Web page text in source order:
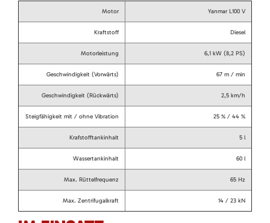
Motor Yanmar L100 V
Kraftstoff Diesel
Motorleistung 6,1 kW (8,2 PS)
Geschwindigkeit (Vorwärts) 67 m / min
Geschwindigkeit (Rückwärts) 2,5 km/h
Steigfähigkeit mit / ohne Vibration 25 % / 44 %
Krafstofftankinhalt 5 l
Wassertankinhalt 60 l
Max. Rüttelfrequenz 65 Hz
Max. Zentrifugalkraft 14 / 23 kN